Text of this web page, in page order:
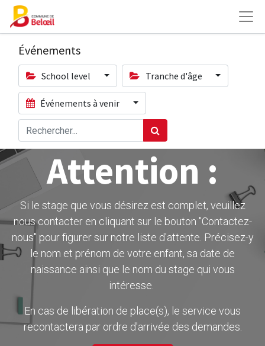
Événements
School level Tranche d'âge
Événements à venir
Attention :
Si le stage que vous désirez est complet, veuillez
nous contacter en cliquant sur le bouton ''Contactez-
nous" pour figurer sur notre liste d'attente. Précisez-y
le nom et prénom de votre enfant, sa date de
naissance ainsi que le nom du stage qui vous
intéresse.
En cas de libération de place(s), le service vous
recontactera par ordre d'arrivée des demandes.